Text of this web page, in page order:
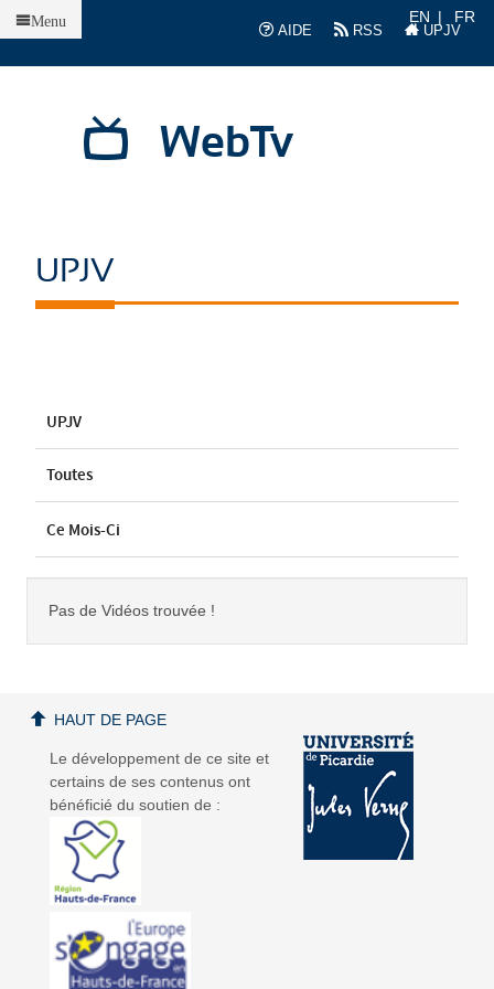
AIDE
RSS UPJV
EN FR
WebTv
Menu
UPJV
UPJV
Toutes
Ce Mois-Ci
Pas de Vidéos trouvée !
Le développement de ce site et
certains de ses contenus ont
bénéficié du soutien de :
HAUT DE PAGE